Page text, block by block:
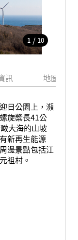
1 / 10
訊 地圖
日公園上，瀕
旋槳長41公
大海的山坡
新再生能源
邊景點包括江
祖村。